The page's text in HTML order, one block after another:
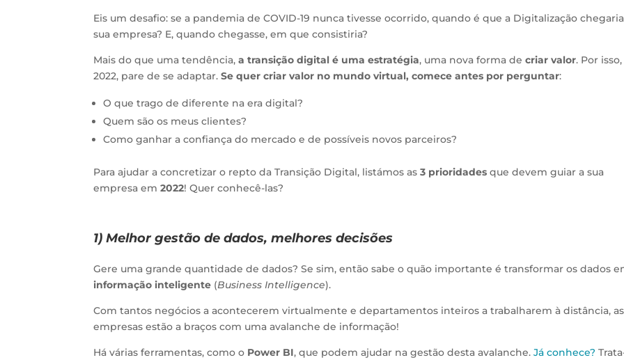
Eis um desafio: se a pandemia de COVID-19 nunca tivesse ocorrido, quando é que a Digitalização
sua empresa? E, quando chegasse, em que consistiria?
Mais do que uma tendência,a transição digital é uma estratégia, uma nova forma decriar valor. Por
2022, pare de se adaptar.Se quer criar valor no mundo virtual, comece antes por perguntar:
O que trago de diferente na era digital?
Quem são os meus clientes?
Como ganhar a confiança do mercado e de possíveis novos parceiros?
Para ajudar a concretizar o repto da Transição Digital, listámos as3 prioridadesque devem guiar a sua
empresa em2022! Quer conhecê-las?
1) Melhor gestão de dados, melhores decisões
Gere uma grande quantidade de dados? Se sim, então sabe o quão importante é transformar os dados
informação inteligente (Business Intelligence).
Com tantos negócios a acontecerem virtualmente e departamentos inteiros a trabalharem à distância, as
empresas estão a braços com uma avalanche de informação!
Há várias ferramentas, como o Power BI, que podem ajudar na gestão desta avalanche.Já conhece?